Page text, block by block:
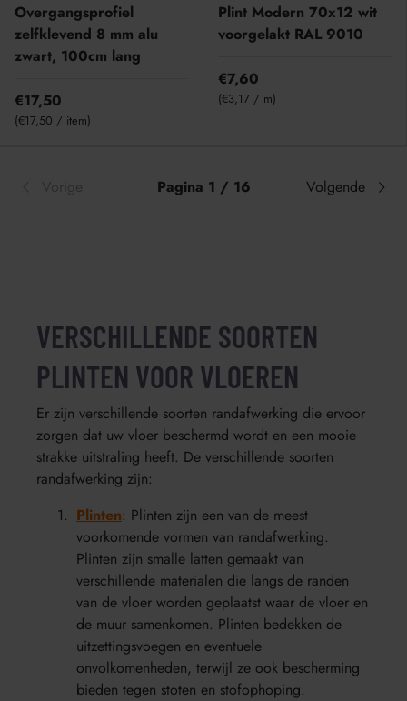
Overgangsprofiel
zelfklevend 8 mm alu
zwart, 100cm lang
€17,50
Eenheid prijs
€17,50 / item
Plint Modern 70x12 wit
voorgelakt RAL 9010
€7,60
Eenheid prijs
€3,17 / m
Pagina 1 / 16 Volgende
VERSCHILLENDE SOORTEN
PLINTEN VOOR VLOEREN
Er zijn verschillende soorten randafwerking die ervoor
zorgen dat uw vloer beschermd wordt en een mooie
strakke uitstraling heeft. De verschillende soorten
randafwerking zijn:
Plinten: Plinten zijn een van de meest
voorkomende vormen van randafwerking.
Plinten zijn smalle latten gemaakt van
verschillende materialen die langs de randen
van de vloer worden geplaatst waar de vloer en
de muur samenkomen. Plinten bedekken de
uitzettingsvoegen en eventuele
onvolkomenheden, terwijl ze ook bescherming
bieden tegen stoten en stofophoping.